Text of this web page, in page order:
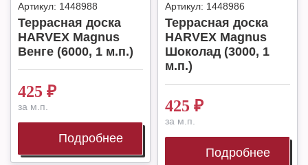
Артикул: 1448988
Террасная доска
HARVEX Magnus
Венге (6000, 1 м.п.)
425 ₽
за м.п.
Подробнее
Артикул: 1448986
Террасная доска
HARVEX Magnus
Шоколад (3000, 1
м.п.)
425 ₽
за м.п.
Подробнее